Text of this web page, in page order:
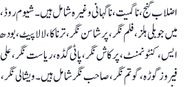
اضلاب گنج، ناگمیت، ناگہانی وغیرہ شامل ہیں۔ شیوم
میں جوبلی ہلز، فلم نگر، پرشاسن نگر، ترناکا، لالاپیٹ،
ایس، کنٹونمنٹ، پرکاش نگر، پاٹی گڈہ، ریاست نگر،
فیروز گوڑہ، گوتم نگر، صاحب نگر شامل ہیں۔ ویشالی